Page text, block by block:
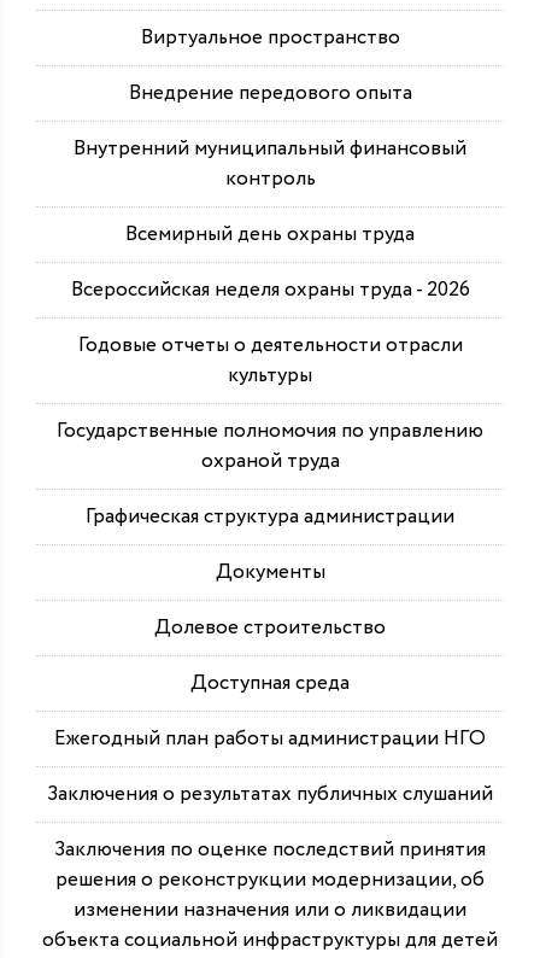
Виртуальное пространство
Внедрение передового опыта
Внутренний муниципальный финансовый
контроль
Всемирный день охраны труда
Всероссийская неделя охраны труда - 2026
Годовые отчеты о деятельности отрасли
культуры
Государственные полномочия по управлению
охраной труда
Графическая структура администрации
Документы
Долевое строительство
Доступная среда
Ежегодный план работы администрации НГО
Заключения о результатах публичных слушаний
Заключения по оценке последствий принятия
решения о реконструкции модернизации, об
изменении назначения или о ликвидации
объекта социальной инфраструктуры для детей